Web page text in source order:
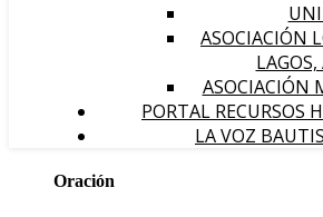
ASOCIACIÓN
LAGOS,
ASOCIACIÓN
PORTAL RECURSOS
LA VOZ
Oración